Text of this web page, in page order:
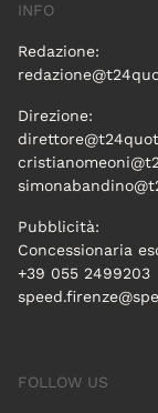
INFO
Redazione:
Direzione:
Pubblicità:
Concessionaria
+39 055 2499203
FOLLOW US